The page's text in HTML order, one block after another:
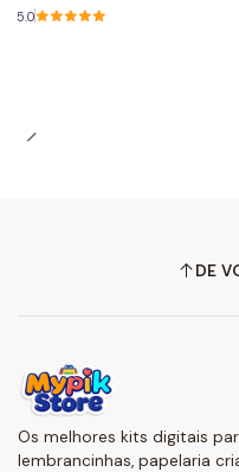
5.0
DE
Os melhores kits digitais
lembrancinhas, papelaria